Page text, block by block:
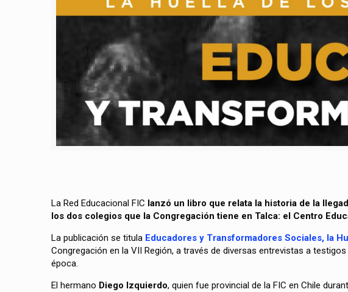
La Red Educacional FIC lanzó un libro que relata la historia de la
los dos colegios que la Congregación tiene en Talca: el Centro
La publicación se titula Educadores y Transformadores Sociales, la
Congregación en la VII Región, a través de diversas entrevistas a
época.
El hermano Diego Izquierdo, quien fue provincial de la FIC en Chile